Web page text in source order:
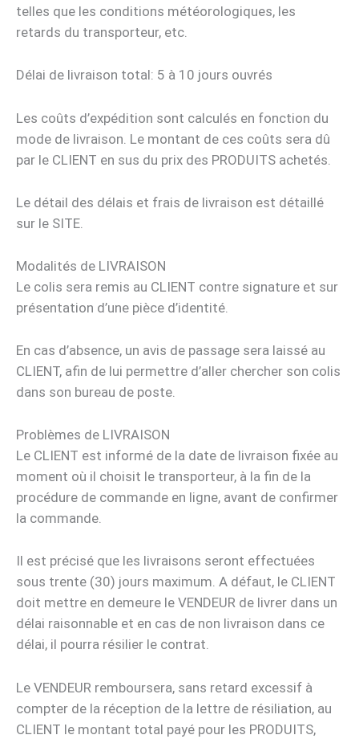
telles que les conditions météorologiques, les
retards du transporteur, etc.
Délai de livraison total: 5 à 10 jours ouvrés
Les coûts d’expédition sont calculés en fonction du
mode de livraison. Le montant de ces coûts sera dû
par le CLIENT en sus du prix des PRODUITS achetés.
Le détail des délais et frais de livraison est détaillé
sur le SITE.
Modalités de LIVRAISON
Le colis sera remis au CLIENT contre signature et sur
présentation d’une pièce d’identité.
En cas d’absence, un avis de passage sera laissé au
CLIENT, afin de lui permettre d’aller chercher son colis
dans son bureau de poste.
Problèmes de LIVRAISON
Le CLIENT est informé de la date de livraison fixée au
moment où il choisit le transporteur, à la fin de la
procédure de commande en ligne, avant de confirmer
la commande.
Il est précisé que les livraisons seront effectuées
sous trente (30) jours maximum. A défaut, le CLIENT
doit mettre en demeure le VENDEUR de livrer dans un
délai raisonnable et en cas de non livraison dans ce
délai, il pourra résilier le contrat.
Le VENDEUR remboursera, sans retard excessif à
compter de la réception de la lettre de résiliation, au
CLIENT le montant total payé pour les PRODUITS,